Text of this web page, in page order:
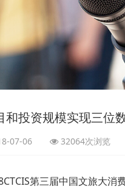
和投资规模实现三位
07-06 32064次浏览
第三届中国文旅大消